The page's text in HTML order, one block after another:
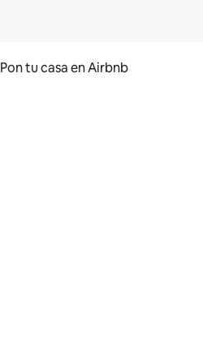
Pon tu casa en Airbnb